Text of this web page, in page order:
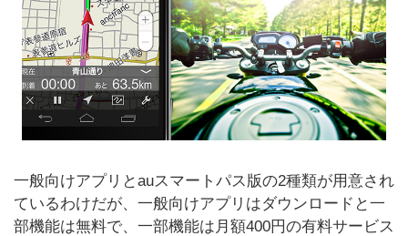
一般向けアプリとauスマートパス版の2種類が用意され
ているわけだが、一般向けアプリはダウンロードと一
部機能は無料で、一部機能は月額400円の有料サービス